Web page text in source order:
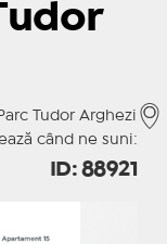
Tudor Arghezi
când ne suni:
ID: 88921